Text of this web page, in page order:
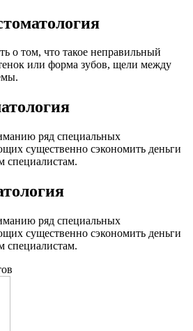
о том, что такое неправильный
или форма зубов, щели между
ряд специальных
существенно сэкономить деньги
ряд специальных
существенно сэкономить деньги